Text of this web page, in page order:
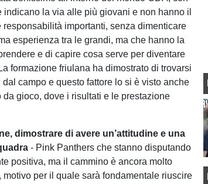
indicano la via alle più giovani e non hanno il
importanti, senza dimenticare
esperienza tra le grandi, ma che hanno la
e di capire cosa serve per diventare
formazione friulana ha dimostrato di trovarsi
campo e questo fattore lo si è visto anche
da gioco, dove i risultati e le prestazione
dimostrare di avere un’attitudine e una
- Pink Panthers che stanno disputando
positiva, ma il cammino è ancora molto
motivo per il quale sarà fondamentale riuscire